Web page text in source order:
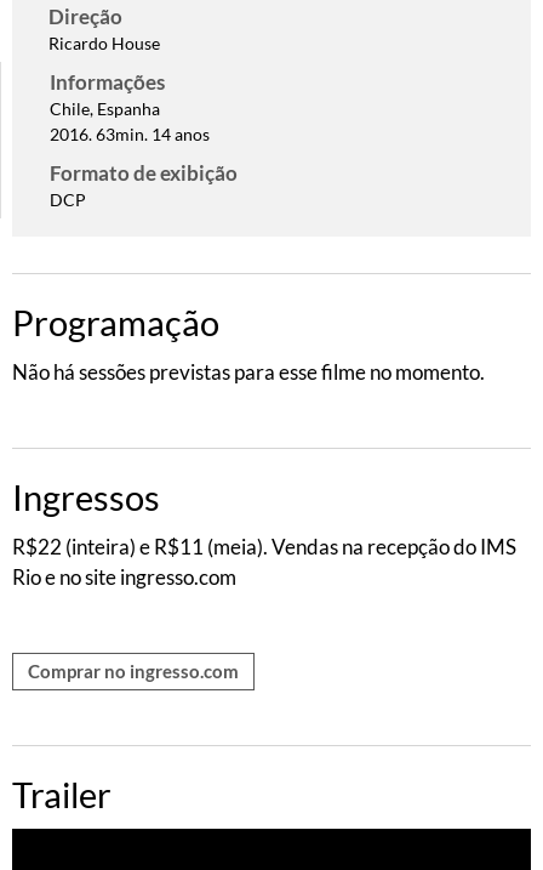
Direção
Ricardo House
Informações
Chile, Espanha
2016. 63min. 14 anos
Formato de exibição
DCP
Programação
Não há sessões previstas para esse filme no momento.
Ingressos
R$22 (inteira) e R$11 (meia). Vendas na recepção do IMS
Rio e no site ingresso.com
Comprar no ingresso.com
Trailer